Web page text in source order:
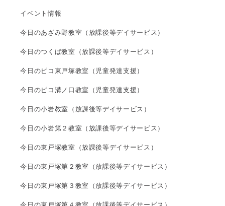
イベント情報
今日のあざみ野教室（放課後等デイサービス）
今日のつくば教室（放課後等デイサービス）
今日のピコ東戸塚教室（児童発達支援）
今日のピコ溝ノ口教室（児童発達支援）
今日の小岩教室（放課後等デイサービス）
今日の小岩第２教室（放課後等デイサービス）
今日の東戸塚教室（放課後等デイサービス）
今日の東戸塚第２教室（放課後等デイサービス）
今日の東戸塚第３教室（放課後等デイサービス）